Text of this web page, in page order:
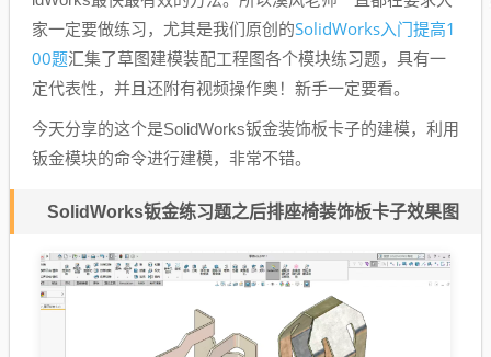
家一定要做练习，尤其是我们原创的SolidWorks入门提高1
00题汇集了草图建模装配工程图各个模块练习题，具有一
定代表性，并且还附有视频操作奥！新手一定要看。
今天分享的这个是SolidWorks钣金装饰板卡子的建模，利用
钣金模块的命令进行建模，非常不错。
SolidWorks钣金练习题之后排座椅装饰板卡子效果图